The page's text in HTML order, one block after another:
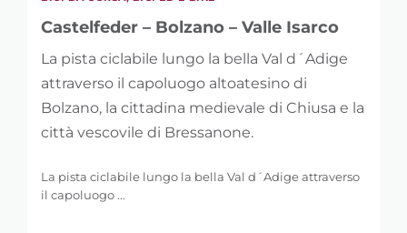
Castelfeder – Bolzano – Valle Isarco
La pista ciclabile lungo la bella Val d´Adige
attraverso il capoluogo altoatesino di
Bolzano, la cittadina medievale di Chiusa e la
città vescovile di Bressanone.
La pista ciclabile lungo la bella Val d´Adige attraverso
il capoluogo ...